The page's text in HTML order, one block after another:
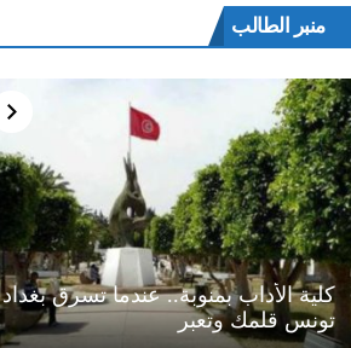
منبر الطالب
كلية الأداب بمنوبة.. عندما تسرق بغداد
تونس قلمك وتعبر